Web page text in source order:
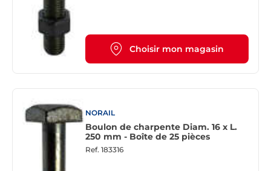
Choisir mon magasin
NORAIL
Boulon de charpente Diam. 16 x L.
250 mm - Boîte de 25 pièces
Ref. 183316